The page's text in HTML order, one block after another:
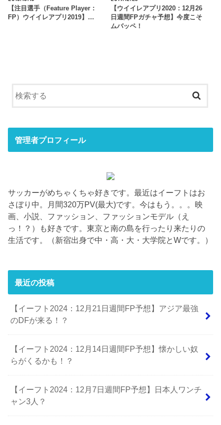
【注目選手（Feature Player：
FP）ウイイレアプリ2019】…
【ウイイレアプリ2020：12月26
日週間FPガチャ予想】今度こそ
ムバッペ！
管理者プロフィール
サッカーがめちゃくちゃ好きです。最近はイーフトはお
さぼり中。月間320万PV(最大)です。今はもう。。。映
画、小説、ファッション、ファッションモデル（え
っ！？）も好きです。東京と南の島を行ったり来たりの
生活です。（新宿出身で中・高・大・大学院とWです。）
最近の投稿
【イーフト2024：12月21日週間FP予想】アジア最強
のDFが来る！？
【イーフト2024：12月14日週間FP予想】懐かしい奴
らがくるかも！？
【イーフト2024：12月7日週間FP予想】日本人ワンチ
ャン3人？